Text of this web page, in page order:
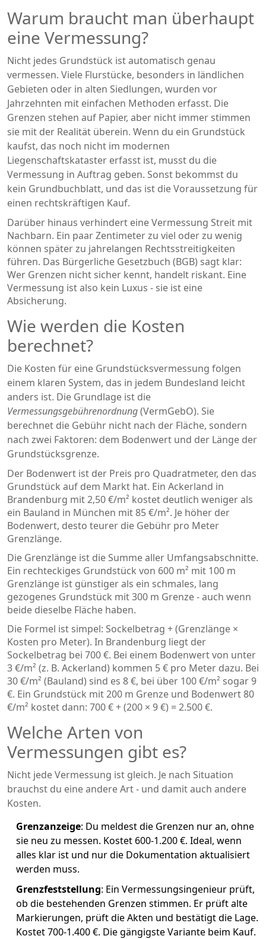
Warum braucht man überhaupt
eine Vermessung?
Nicht jedes Grundstück ist automatisch genau
vermessen. Viele Flurstücke, besonders in ländlichen
Gebieten oder in alten Siedlungen, wurden vor
Jahrzehnten mit einfachen Methoden erfasst. Die
Grenzen stehen auf Papier, aber nicht immer stimmen
sie mit der Realität überein. Wenn du ein Grundstück
kaufst, das noch nicht im modernen
Liegenschaftskataster erfasst ist, musst du die
Vermessung in Auftrag geben. Sonst bekommst du
kein Grundbuchblatt, und das ist die Voraussetzung für
einen rechtskräftigen Kauf.
Darüber hinaus verhindert eine Vermessung Streit mit
Nachbarn. Ein paar Zentimeter zu viel oder zu wenig
können später zu jahrelangen Rechtsstreitigkeiten
führen. Das Bürgerliche Gesetzbuch (BGB) sagt klar:
Wer Grenzen nicht sicher kennt, handelt riskant. Eine
Vermessung ist also kein Luxus - sie ist eine
Absicherung.
Wie werden die Kosten
berechnet?
Die Kosten für eine Grundstücksvermessung folgen
einem klaren System, das in jedem Bundesland leicht
anders ist. Die Grundlage ist die
Vermessungsgebührenordnung(VermGebO). Sie
berechnet die Gebühr nicht nach der Fläche, sondern
nach zwei Faktoren: dem Bodenwert und der Länge der
Grundstücksgrenze.
Der Bodenwert ist der Preis pro Quadratmeter, den das
Grundstück auf dem Markt hat. Ein Ackerland in
Brandenburg mit 2,50 €/m² kostet deutlich weniger als
ein Bauland in München mit 85 €/m². Je höher der
Bodenwert, desto teurer die Gebühr pro Meter
Grenzlänge.
Die Grenzlänge ist die Summe aller Umfangsabschnitte.
Ein rechteckiges Grundstück von 600 m² mit 100 m
Grenzlänge ist günstiger als ein schmales, lang
gezogenes Grundstück mit 300 m Grenze - auch wenn
beide dieselbe Fläche haben.
Die Formel ist simpel: Sockelbetrag + (Grenzlänge ×
Kosten pro Meter). In Brandenburg liegt der
Sockelbetrag bei 700 €. Bei einem Bodenwert von unter
3 €/m² (z. B. Ackerland) kommen 5 € pro Meter dazu. Bei
30 €/m² (Bauland) sind es 8 €, bei über 100 €/m² sogar 9
€. Ein Grundstück mit 200 m Grenze und Bodenwert 80
€/m² kostet dann: 700 € + (200 × 9 €) = 2.500 €.
Welche Arten von
Vermessungen gibt es?
Nicht jede Vermessung ist gleich. Je nach Situation
brauchst du eine andere Art - und damit auch andere
Kosten.
Grenzanzeige: Du meldest die Grenzen nur an, ohne
sie neu zu messen. Kostet 600-1.200 €. Ideal, wenn
alles klar ist und nur die Dokumentation aktualisiert
werden muss.
Grenzfeststellung: Ein Vermessungsingenieur prüft,
ob die bestehenden Grenzen stimmen. Er prüft alte
Markierungen, prüft die Akten und bestätigt die Lage.
Kostet 700-1.400 €. Die gängigste Variante beim Kauf.